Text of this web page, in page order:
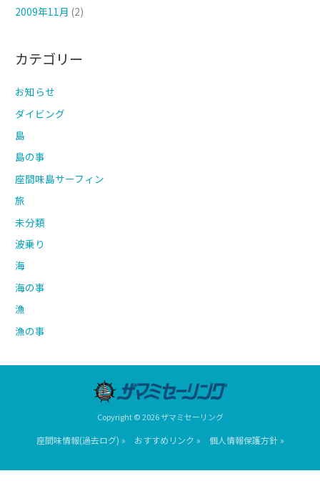
2009年11月 (2)
カテゴリー
お知らせ
ダイビング
島
島の事
座間味島サーフィン
旅
未分類
波乗り
海
海の事
漁
漁の事
Copyright © 2026 ザマミセーリング
座間味情報(過去ログ) » おすすめリンク » 個人情報保護方針 »